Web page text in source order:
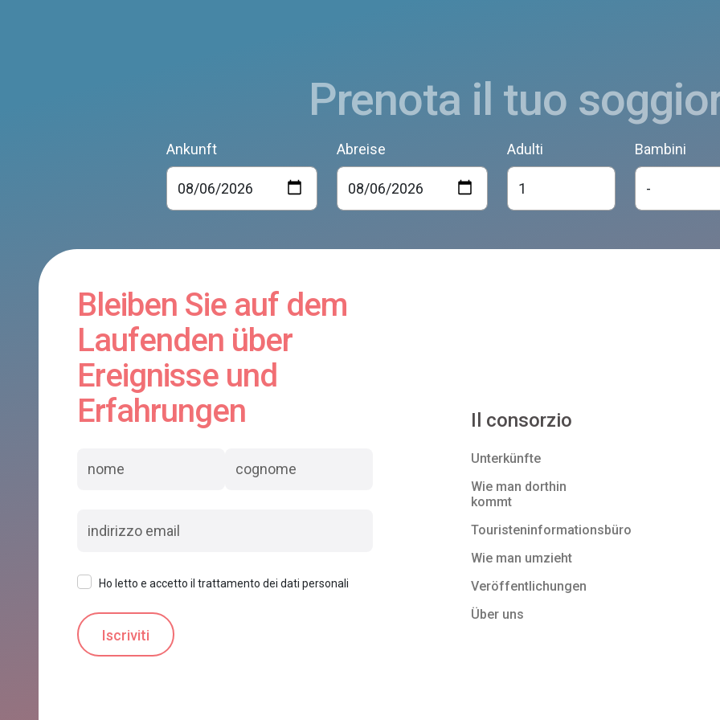
Prenota il tuo
Ankunft Abreise Adulti Bambini
Bleiben Sie auf dem
Laufenden über
Ereignisse und
Erfahrungen
Ho letto e accetto il trattamento dei dati personali
Il consorzio
Unterkünfte
Wie man dorthin
kommt
Touristeninformationsbüro
Wie man umzieht
Veröffentlichungen
Über uns